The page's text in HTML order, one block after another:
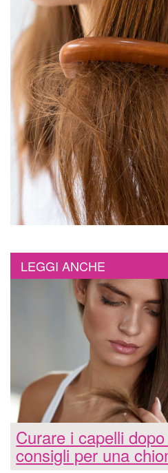
LEGGI ANCHE
Curare i capelli
consigli per una